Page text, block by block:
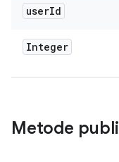
userId
Integer
Metode